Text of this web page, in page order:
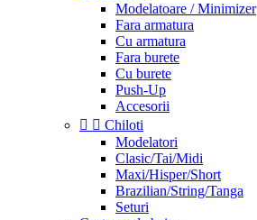
Modelatoare / Minimizer
Fara armatura
Cu armatura
Fara burete
Cu burete
Push-Up
Accesorii
  Chiloti
Modelatori
Clasic/Tai/Midi
Maxi/Hisper/Short
Brazilian/String/Tanga
Seturi